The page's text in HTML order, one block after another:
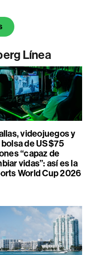
Línea
videojuegos y
de US$75
“capaz de
vidas”: así es la
World Cup 2026